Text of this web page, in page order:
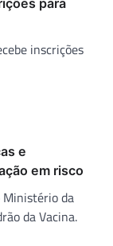
inscrições
e
em risco
Ministério da
da Vacina.